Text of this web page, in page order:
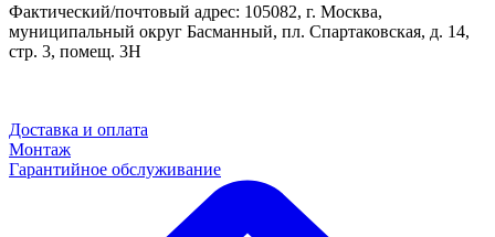
Фактический/почтовый адрес: 105082, г. Москва,
муниципальный округ Басманный, пл. Спартаковская, д. 14,
стр. 3, помещ. 3Н
Доставка и оплата
Монтаж
Гарантийное обслуживание